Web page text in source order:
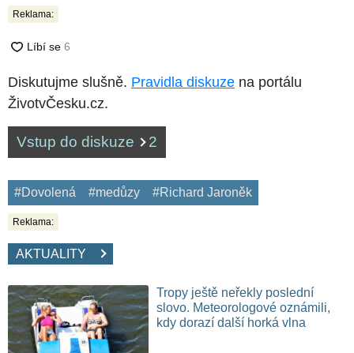
Reklama:
Diskutujme slušně. Pravidla diskuze na portálu
ŽivotvČesku.cz.
Vstup do diskuze 2
#Dovolená #medůzy #Richard Jaroněk
Reklama:
AKTUALITY
Tropy ještě neřekly poslední
slovo. Meteorologové oznámili,
kdy dorazí další horká vlna